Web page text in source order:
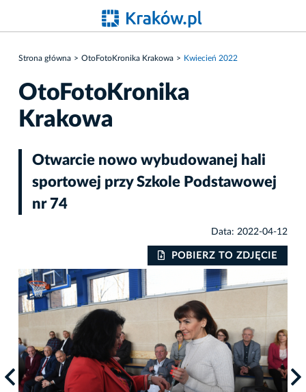
Strona główna OtoFotoKronika Krakowa Kwiecień 2022
OtoFotoKronika
Krakowa
Otwarcie nowo wybudowanej hali
sportowej przy Szkole Podstawowej
nr 74
Data: 2022-04-12
POBIERZ TO ZDJĘCIE